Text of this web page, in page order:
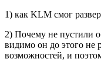
1) как KLM смог
2) Почему не пустили
видимо он до этого не
возможностей, и